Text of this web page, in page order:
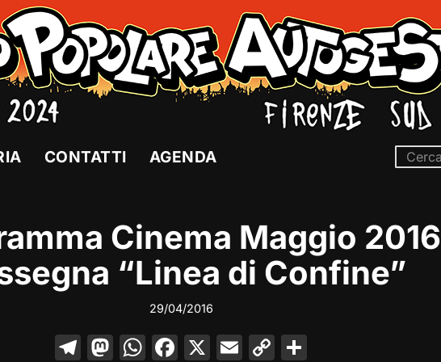
CONTATTI AGENDA
Cinema Maggio 2016
“Linea di Confine”
29/04/2016
T M W F X E C